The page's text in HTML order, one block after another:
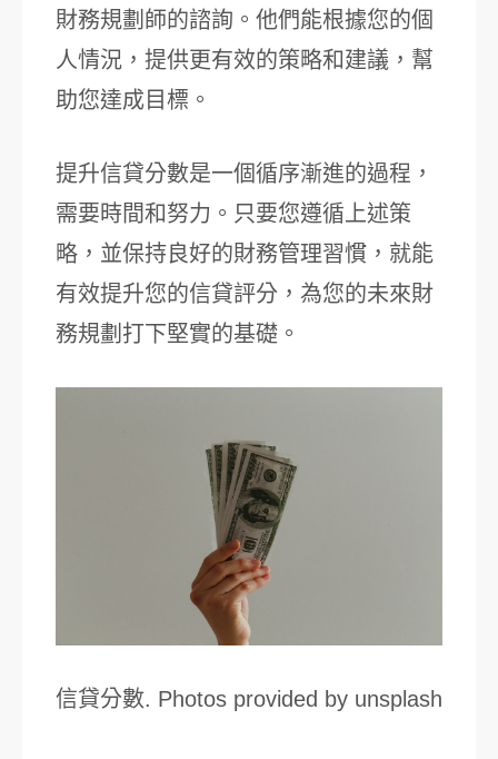
財務規劃師的諮詢。他們能根據您的個
人情況，提供更有效的策略和建議，幫
助您達成目標。
提升信貸分數是一個循序漸進的過程，
需要時間和努力。只要您遵循上述策
略，並保持良好的財務管理習慣，就能
有效提升您的信貸評分，為您的未來財
務規劃打下堅實的基礎。
信貸分數. Photos provided by unsplash